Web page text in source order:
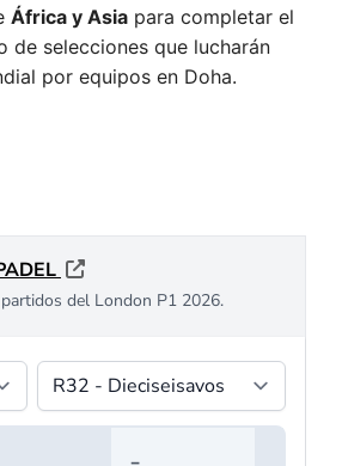
África y Asia para completar el
de selecciones que lucharán
por equipos en Doha.